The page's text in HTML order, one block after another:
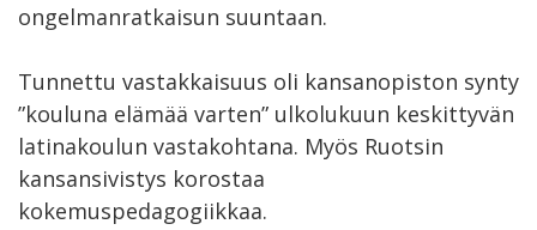
ongelmanratkaisun suuntaan.
Tunnettu vastakkaisuus oli kansanopiston synty
”kouluna elämää varten” ulkolukuun keskittyvän
latinakoulun vastakohtana. Myös Ruotsin
kansansivistys korostaa
kokemuspedagogiikkaa.